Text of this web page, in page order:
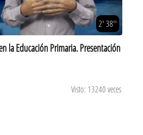
2' 38''
la Educación Primaria. Presentación
Visto: 13240 veces